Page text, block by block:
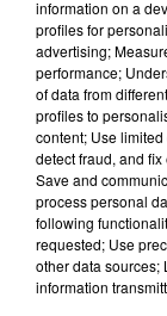
Du côté
Communauté
(Cédéao),
cas d'échec
démocratie au
FIL
information on a
profiles for
advertising;
performance;
of data from
profiles to
content; Use
detect fraud, and
Save and
process personal
following
requested; Use
other data sources;
information